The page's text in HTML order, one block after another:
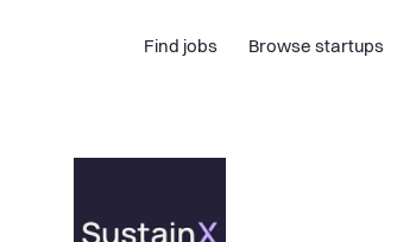
Find jobs Browse startups